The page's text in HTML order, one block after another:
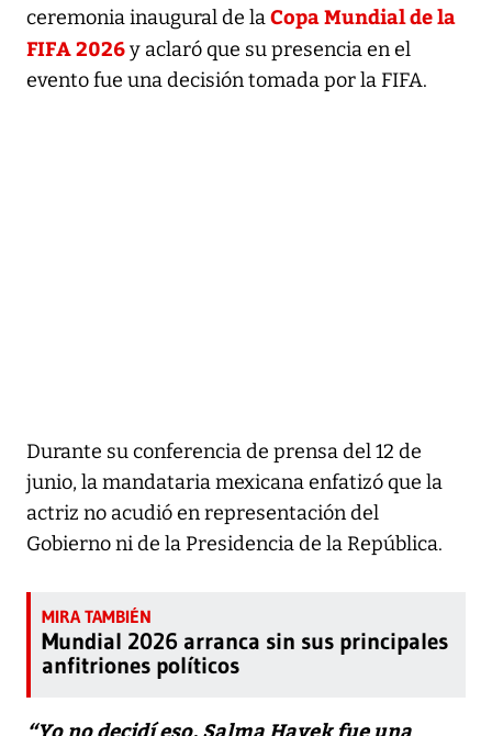
ceremonia inaugural de laCopa Mundial de la
FIFA 2026y aclaró que su presencia en el
evento fue una decisión tomada por la FIFA.
Durante su conferencia de prensa del 12 de
junio, la mandataria mexicana enfatizó que la
actriz no acudió en representación del
Gobierno ni de la Presidencia de la República.
Mundial 2026 arranca sin sus principales
anfitriones políticos
“Yo no decidí eso, Salma Hayek fue una